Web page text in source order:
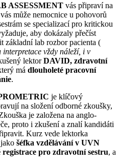
ASSESSMENT vás připraví na
může nemocnice u pohovorů
se specializací pro kritickou
aby dokázaly přečíst
lab rozbor pacienta (
interpretace vždy náleží, i v
lektorDAVID, zdravotní
má dlouholeté pracovní
.
je klíčový
na složení odborné zkoušky,
je založena na anglo-
proto i zkušení a znalí kandidáti
Kurz vede lektorka
šéfka vzdělávání v UVN
pro zdravotní sestru, a